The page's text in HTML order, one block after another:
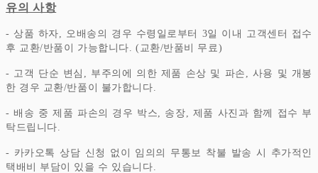
유의 사항
- 상품 하자, 오배송의 경우 수령일로부터 3일 이내 고객센터 접수
후 교환/반품이 가능합니다. (교환/반품비 무료)
- 고객 단순 변심, 부주의에 의한 제품 손상 및 파손, 사용 및 개봉
한 경우 교환/반품이 불가합니다.
- 배송 중 제품 파손의 경우 박스, 송장, 제품 사진과 함께 접수 부
탁드립니다.
- 카카오톡 상담 신청 없이 임의의 무통보 착불 발송 시 추가적인
택배비 부담이 있을 수 있습니다.